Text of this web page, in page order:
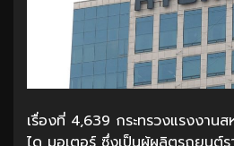
เรื่องที่ 4,639 กระทรวงแรงงาน